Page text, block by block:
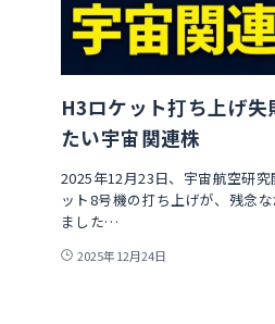
H3ロケット打ち上げ
たい宇宙関連株
2025年12月23日、宇宙航空研
ット8号機の打ち上げが、残念
ました…
2025年12月24日